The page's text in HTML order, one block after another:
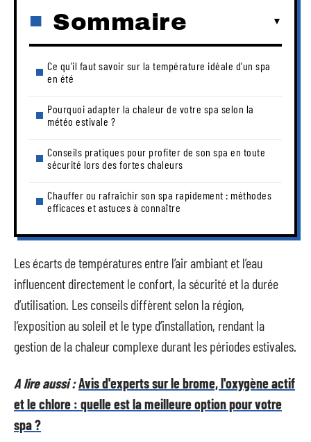
Sommaire
Ce qu’il faut savoir sur la température idéale d’un spa
en été
Pourquoi adapter la chaleur de votre spa selon la
météo estivale ?
Conseils pratiques pour profiter de son spa en toute
sécurité lors des fortes chaleurs
Chauffer ou rafraîchir son spa rapidement : méthodes
efficaces et astuces à connaître
Les écarts de températures entre l’air ambiant et l’eau
influencent directement le confort, la sécurité et la durée
d’utilisation. Les conseils diffèrent selon la région,
l’exposition au soleil et le type d’installation, rendant la
gestion de la chaleur complexe durant les périodes estivales.
A lire aussi :Avis d'experts sur le brome, l'oxygène actif
et le chlore : quelle est la meilleure option pour votre
spa ?